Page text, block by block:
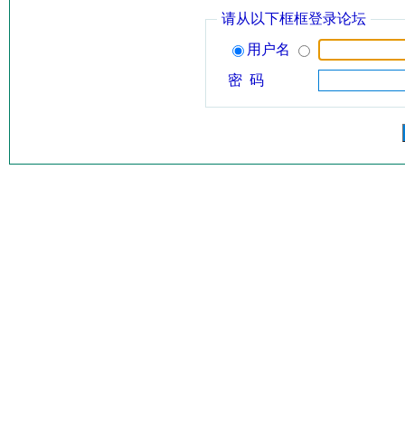
请从以下框框登录论坛
用户名
密 码